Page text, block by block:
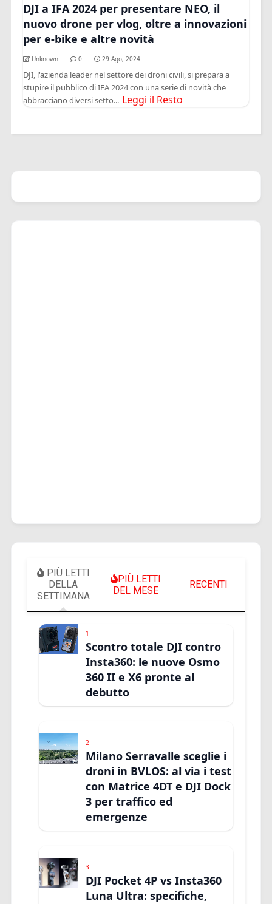
DJI a IFA 2024 per presentare NEO, il
nuovo drone per vlog, oltre a innovazioni
per e-bike e altre novità
Unknown 0 29 Ago, 2024
DJI, l'azienda leader nel settore dei droni civili, si prepara a
stupire il pubblico di IFA 2024 con una serie di novità che
abbracciano diversi setto... Leggi il Resto
PIÙ LETTI
DELLA
SETTIMANA
PIÙ LETTI
DEL MESE
RECENTI
1
Scontro totale DJI contro
Insta360: le nuove Osmo
360 II e X6 pronte al
debutto
2
Milano Serravalle sceglie i
droni in BVLOS: al via i test
con Matrice 4DT e DJI Dock
3 per traffico ed
emergenze
3
DJI Pocket 4P vs Insta360
Luna Ultra: specifiche,